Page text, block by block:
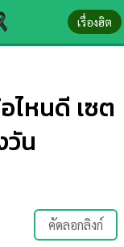
เรื่องฮิต
ไหนดี เซต
น
คัดลอกลิงก์